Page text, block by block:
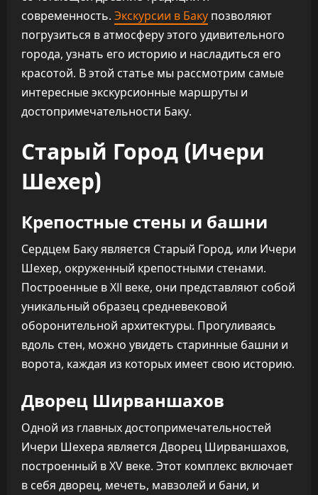
современность. Экскурсии в Баку позволяют
погрузиться в атмосферу этого удивительного
города, узнать его историю и насладиться его
красотой. В этой статье мы рассмотрим самые
интересные экскурсионные маршруты и
достопримечательности Баку.
Старый Город (Ичери
Шехер)
Крепостные стены и башни
Сердцем Баку является Старый Город, или Ичери
Шехер, окруженный крепостными стенами.
Построенные в XII веке, они представляют собой
уникальный образец средневековой
оборонительной архитектуры. Прогуливаясь
вдоль стен, можно увидеть старинные башни и
ворота, каждая из которых имеет свою историю.
Дворец Ширваншахов
Одной из главных достопримечательностей
Ичери Шехера является Дворец Ширваншахов,
построенный в XV веке. Этот комплекс включает
в себя дворец, мечеть, мавзолей и бани, и